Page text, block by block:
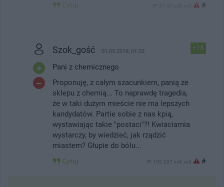
Cytuj #
+13
Szok_gość 01.09.2018, 01:33
Pani z chemicznego
Proponuję, z całym szacunkiem, panią ze
sklepu z chemią... To naprawdę tragedia,
że w taki dużym mieście nie ma lepszych
kandydatów. Partie sobie z nas kpią,
wystawiając takie "postaci"?! Kwiaciarnia
wystarczy, by wiedzieć, jak rządzić
miastem? Głupie do bólu...
Cytuj IP: 109.207.xx4.xx0 #